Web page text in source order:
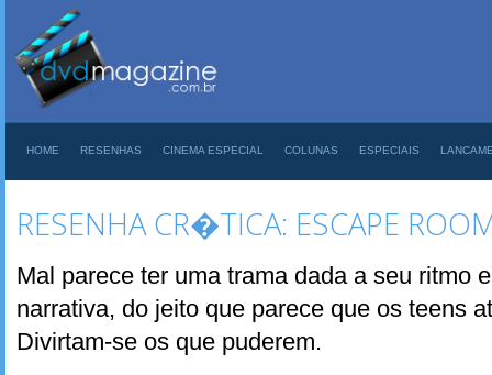
HOME RESENHAS CINEMA ESPECIAL COLUNAS ESPECIAIS
RESENHA CR�TICA: ESCAPE
Mal parece ter uma trama dada a seu ritmo
narrativa, do jeito que parece que os teens
Divirtam-se os que puderem.